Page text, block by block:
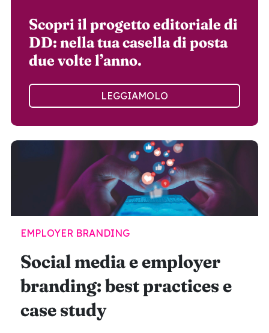
Scopri il progetto editoriale di
DD: nella tua casella di posta
due volte l’anno.
LEGGIAMOLO
EMPLOYER BRANDING
Social media e employer
branding: best practices e
case study